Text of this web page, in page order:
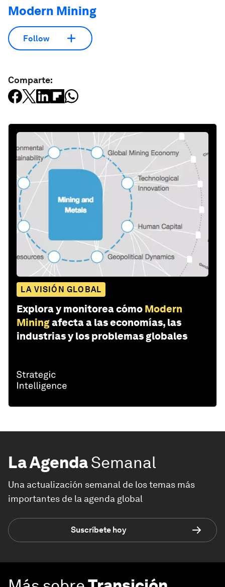
Modern Mining
Follow
Comparte:
LA VISIÓN GLOBAL
Explora y monitorea cómo Modern
Miningafecta a las economías, las
industrias y los problemas globales
La AgendaSemanal
Una actualización semanal de los temas más
importantes de la agenda global
Suscríbete hoy